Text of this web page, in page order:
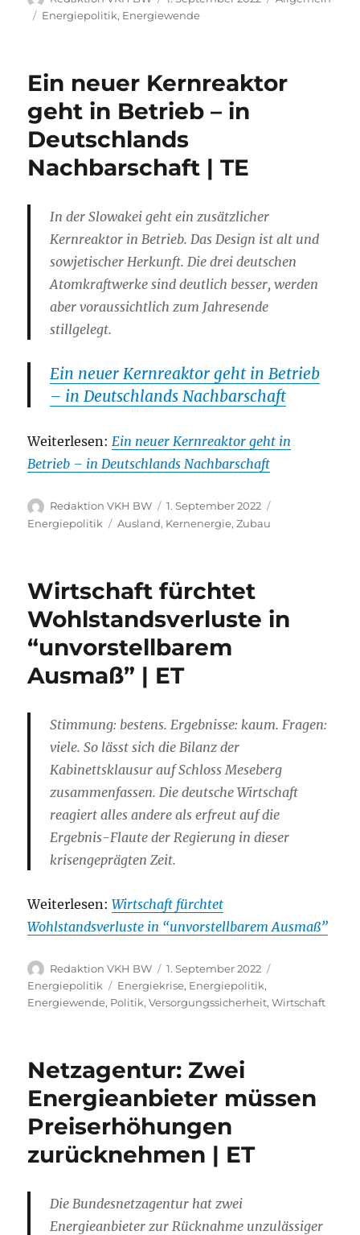
am
Schlagwörter
Energiepolitik, Energiewende
Ein neuer Kernreaktor
geht in Betrieb – in
Deutschlands
Nachbarschaft | TE
In der Slowakei geht ein zusätzlicher
Kernreaktor in Betrieb. Das Design ist alt und
sowjetischer Herkunft. Die drei deutschen
Atomkraftwerke sind deutlich besser, werden
aber voraussichtlich zum Jahresende
stillgelegt.
Ein neuer Kernreaktor geht in Betrieb
– in Deutschlands Nachbarschaft
Weiterlesen:Ein neuer Kernreaktor geht in
Betrieb – in Deutschlands Nachbarschaft
Autor
Redaktion VKH BW
Veröffentlicht
am
1. September 2022
Energiepolitik
Schlagwörter
Ausland, Kernenergie,Zubau
Wirtschaft fürchtet
Wohlstandsverluste in
“unvorstellbarem
Ausmaß” | ET
Stimmung: bestens. Ergebnisse: kaum. Fragen:
viele. So lässt sich die Bilanz der
Kabinettsklausur auf Schloss Meseberg
zusammenfassen. Die deutsche Wirtschaft
reagiert alles andere als erfreut auf die
Ergebnis-Flaute der Regierung in dieser
krisengeprägten Zeit.
Weiterlesen:Wirtschaft fürchtet
Wohlstandsverluste in “unvorstellbarem Ausmaß”
Autor
Redaktion VKH BW
Veröffentlicht
am
1. September 2022
Energiepolitik
Schlagwörter
Energiekrise, Energiepolitik,
Energiewende, Politik,Versorgungssicherheit,Wirtschaft
Netzagentur: Zwei
Energieanbieter müssen
Preiserhöhungen
zurücknehmen | ET
Die Bundesnetzagentur hat zwei
Energieanbieter zur Rücknahme unzulässiger